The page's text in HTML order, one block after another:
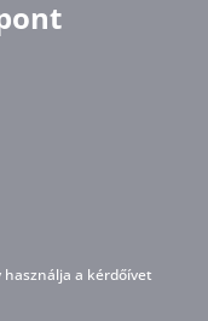
használja a kérdőívet